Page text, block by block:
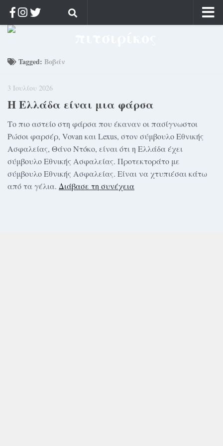
Αρχική
Κοσμαγάπητα
Ρίζα & Διάρκεια
Στοχασμοί & αποφθέγματα
Διαφήμιση
Γίνετε συνδρομητής
Μόνο για συνδρομητές
Tagged: Βοβάν
3 Ιουλίου 2026
Η Ελλάδα είναι μια φάρσα
Το πιο αστείο στη φάρσα που έκαναν οι πασίγνωστοι
Ρώσοι φαρσέρ, Vovan και Lexus, στον σύμβουλο Εθνικής
Ασφαλείας, Θάνο Ντόκο, είναι ότι η Ελλάδα έχει
σύμβουλο Εθνικής Ασφαλείας. Προτεκτοράτο με
σύμβουλο Εθνικής Ασφαλείας. Είναι να χτυπιέσαι κάτω
από τα γέλια. Διάβασε τη συνέχεια